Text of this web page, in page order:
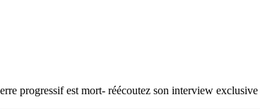
progressif est mort- réécoutez son interview exclusive